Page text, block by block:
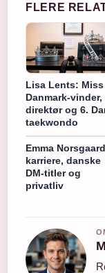
FLERE
Lisa Lents: Miss
Danmark-vinder,
direktør og 6.
taekwondo
Emma
karriere, danske
DM-titler og
privatliv